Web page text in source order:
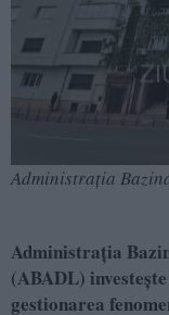
Administrația
Administrația
(ABADL)
gestionarea